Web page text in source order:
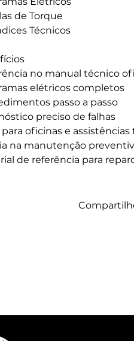
de Torque
Técnicos
no manual técnico
elétricos completos
passo a passo
preciso de falhas
para oficinas e assistências
na manutenção
de referência para